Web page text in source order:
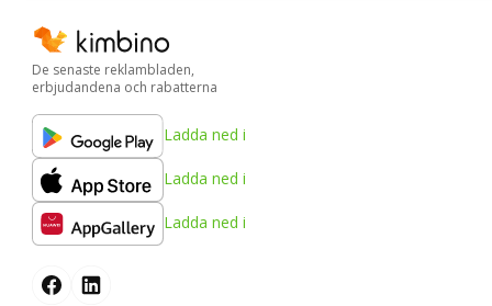
De senaste reklambladen,
erbjudandena och rabatterna
Ladda ned i
Ladda ned i
Ladda ned i